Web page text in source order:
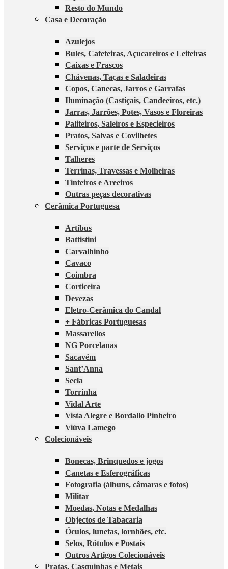
Resto do Mundo
Casa e Decoração
Azulejos
Bules, Cafeteiras, Açucareiros e Leiteiras
Caixas e Frascos
Chávenas, Taças e Saladeiras
Copos, Canecas, Jarros e Garrafas
Iluminação (Castiçais, Candeeiros, etc.)
Jarras, Jarrões, Potes, Vasos e Floreiras
Paliteiros, Saleiros e Especieiros
Pratos, Salvas e Covilhetes
Serviços e parte de Serviços
Talheres
Terrinas, Travessas e Molheiras
Tinteiros e Areeiros
Outras peças decorativas
Cerâmica Portuguesa
Artibus
Battistini
Carvalhinho
Cavaco
Coimbra
Corticeira
Devezas
Eletro-Cerâmica do Candal
+ Fábricas Portuguesas
Massarellos
NG Porcelanas
Sacavém
Sant’Anna
Secla
Torrinha
Vidal Arte
Vista Alegre e Bordallo Pinheiro
Viúva Lamego
Colecionáveis
Bonecas, Brinquedos e jogos
Canetas e Esferográficas
Fotografia (álbuns, câmaras e fotos)
Militar
Moedas, Notas e Medalhas
Objectos de Tabacaria
Óculos, lunetas, lornhões, etc.
Selos, Rótulos e Postais
Outros Artigos Colecionáveis
Pratas, Casquinhas e Metais